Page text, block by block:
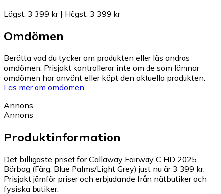
Lägst: 3 399 kr| Högst: 3 399 kr
Omdömen
Berätta vad du tycker om produkten eller läs andras
omdömen. Prisjakt kontrollerar inte om de som lämnar
omdömen har använt eller köpt den aktuella produkten.
Läs mer om omdömen.
Annons
Annons
Produktinformation
Det billigaste priset för Callaway Fairway C HD 2025
Bärbag (Färg: Blue Palms/Light Grey) just nu är 3 399 kr.
Prisjakt jämför priser och erbjudande från nätbutiker och
fysiska butiker.